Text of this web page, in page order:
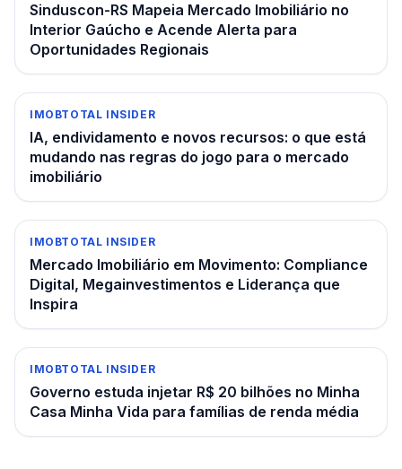
Sinduscon-RS Mapeia Mercado Imobiliário no
Interior Gaúcho e Acende Alerta para
Oportunidades Regionais
IMOBTOTAL INSIDER
IA, endividamento e novos recursos: o que está
mudando nas regras do jogo para o mercado
imobiliário
IMOBTOTAL INSIDER
Mercado Imobiliário em Movimento: Compliance
Digital, Megainvestimentos e Liderança que
Inspira
IMOBTOTAL INSIDER
Governo estuda injetar R$ 20 bilhões no Minha
Casa Minha Vida para famílias de renda média